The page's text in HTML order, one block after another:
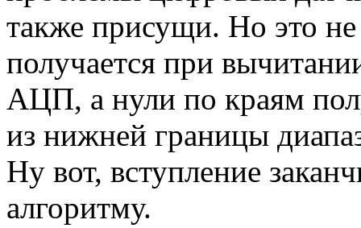
также присущи. Но это не
получается при
АЦП, а нули по краям
из нижней границы
Ну вот, вступление
алгоритму.